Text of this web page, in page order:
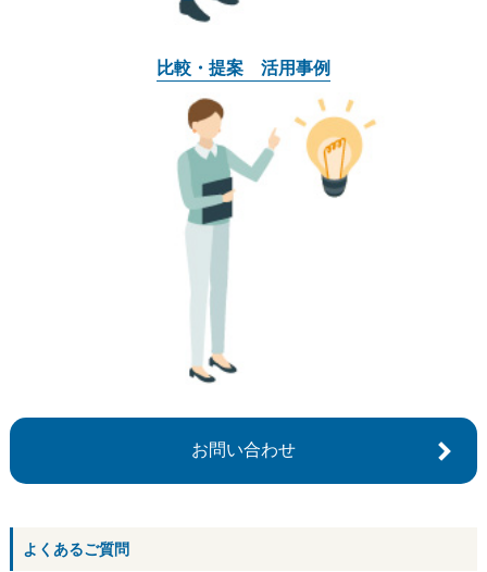
比較・提案 活用事例
お問い合わせ
よくあるご質問